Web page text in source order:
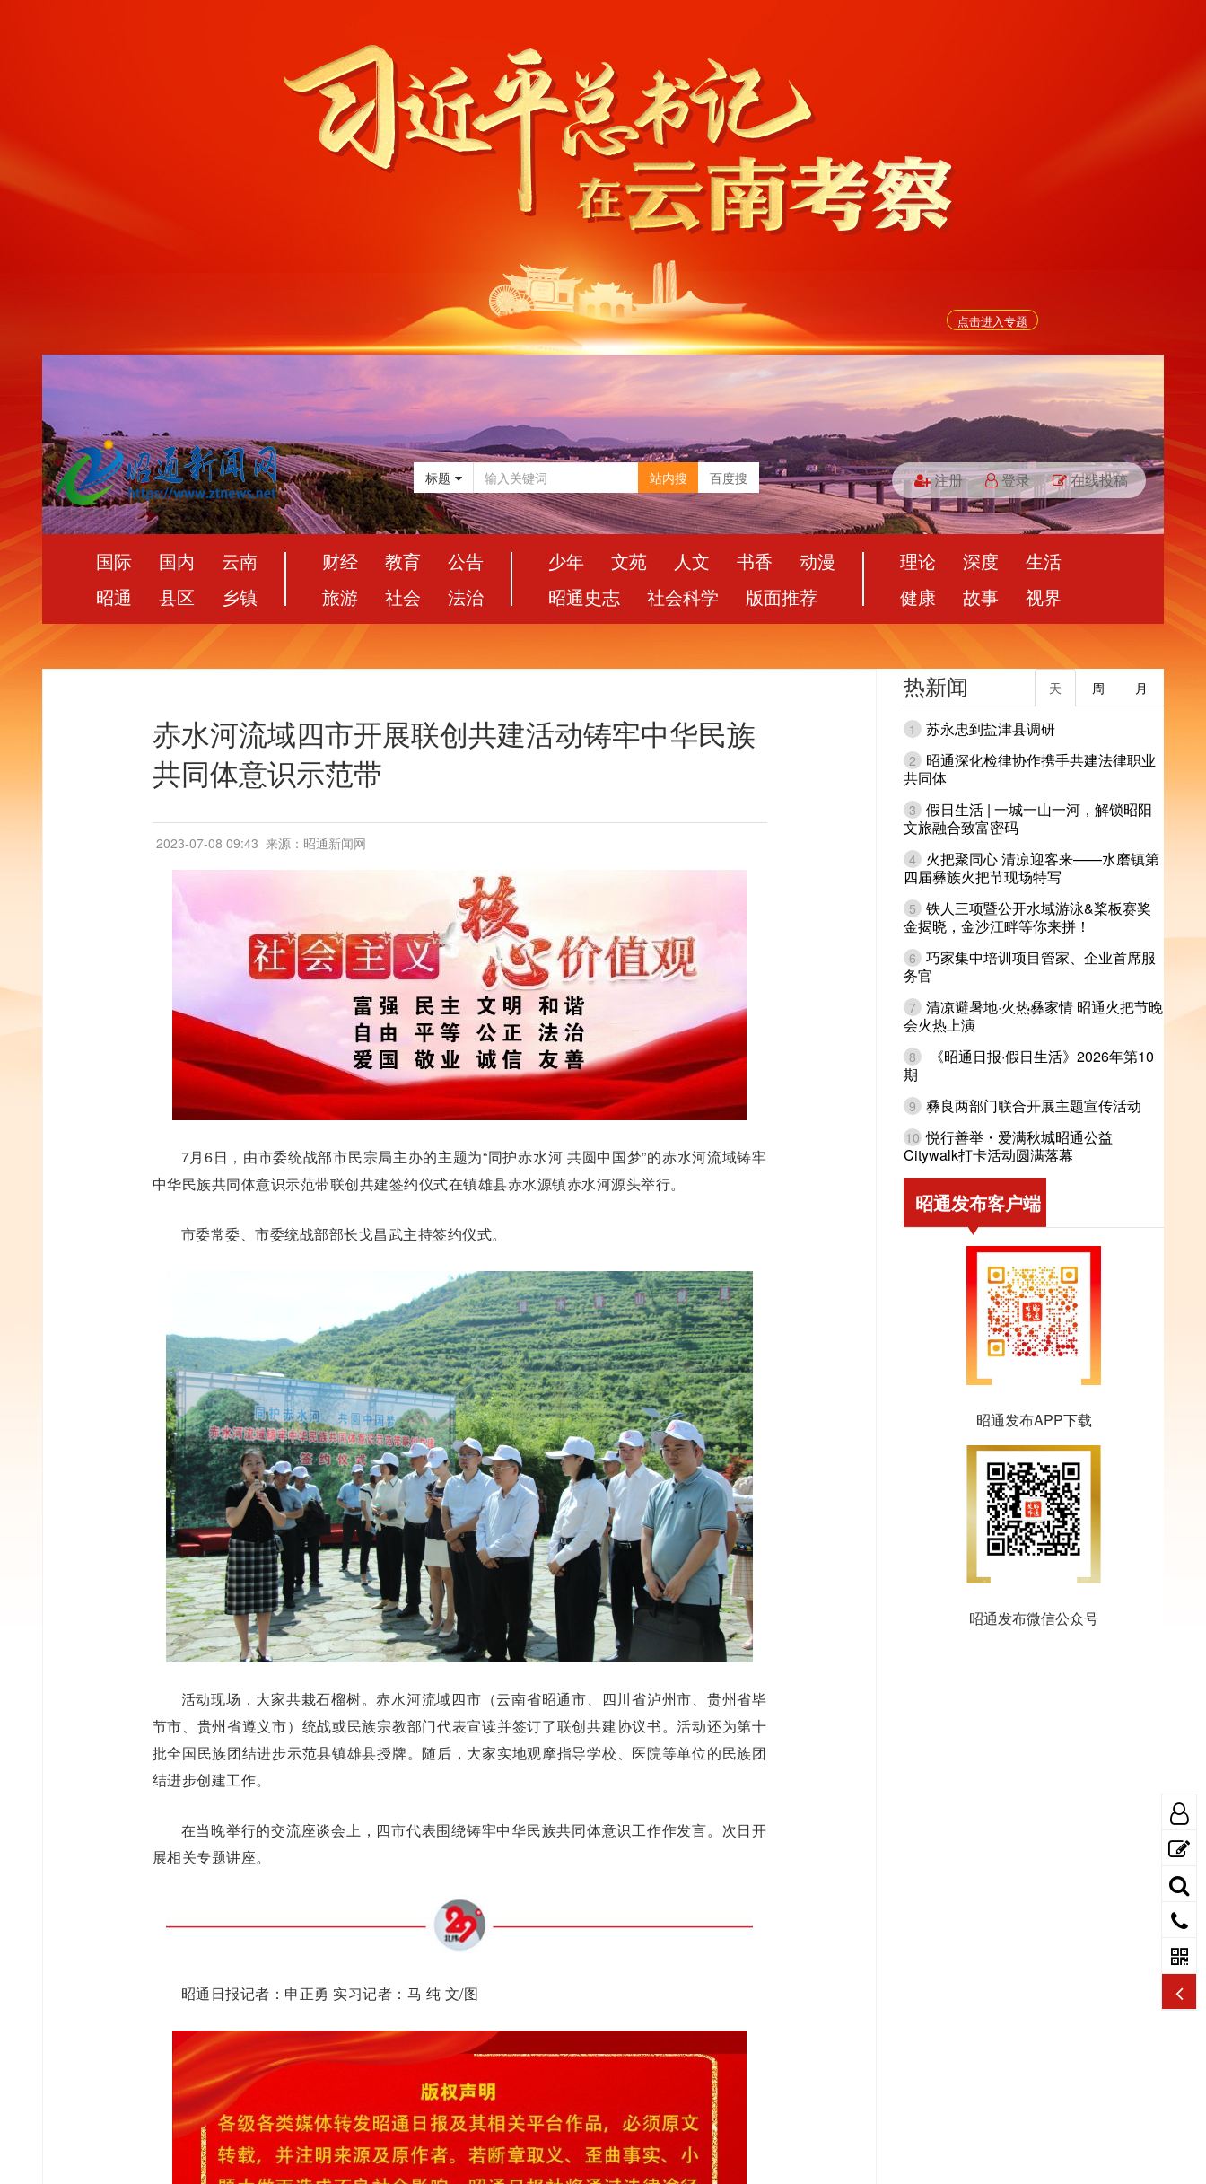
点击进入专题
标题 站内搜 百度搜 注册 登录 在线投稿
国际 国内
云南
昭通
县区 乡镇
财经 教育
公告
旅游
社会 法治
少年 文苑 人文 书香
动漫
昭通史志
社会科学 版面推荐
理论 深度
生活
健康
故事 视界
赤水河流域四市开展联创共建活动铸牢中华民族
共同体意识示范带
2023-07-08 09:43 来源：昭通新闻网
7月6日，由市委统战部市民宗局主办的主题为“同护赤水河 共圆中国梦”的赤水河流域铸牢
中华民族共同体意识示范带联创共建签约仪式在镇雄县赤水源镇赤水河源头举行。
市委常委、市委统战部部长戈昌武主持签约仪式。
活动现场，大家共栽石榴树。赤水河流域四市（云南省昭通市、四川省泸州市、贵州省毕
节市、贵州省遵义市）统战或民族宗教部门代表宣读并签订了联创共建协议书。活动还为第十
批全国民族团结进步示范县镇雄县授牌。随后，大家实地观摩指导学校、医院等单位的民族团
结进步创建工作。
在当晚举行的交流座谈会上，四市代表围绕铸牢中华民族共同体意识工作作发言。次日开
展相关专题讲座。
昭通日报记者：申正勇 实习记者：马 纯 文/图
热新闻 月
周
天
1 苏永忠到盐津县调研
2
昭通深化检律协作携手共建法律职业
共同体
3 假日生活 | 一城一山一河，解锁昭阳
文旅融合致富密码
4
火把聚同心 清凉迎客来——水磨镇第
四届彝族火把节现场特写
5 铁人三项暨公开水域游泳&桨板赛奖
金揭晓，金沙江畔等你来拼！
6 巧家集中培训项目管家、企业首席服
务官
7 清凉避暑地·火热彝家情 昭通火把节晚
会火热上演
8
《昭通日报·假日生活》2026年第10
期
9 彝良两部门联合开展主题宣传活动
10 悦行善举・爱满秋城昭通公益
Citywalk打卡活动圆满落幕
昭通发布客户端
昭通发布APP下载
昭通发布微信公众号